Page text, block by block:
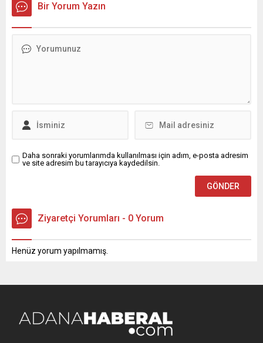
Bir Yorum Yazın
Daha sonraki yorumlarımda kullanılması için adım, e-posta adresim
ve site adresim bu tarayıcıya kaydedilsin.
Ziyaretçi Yorumları - 0 Yorum
Henüz yorum yapılmamış.